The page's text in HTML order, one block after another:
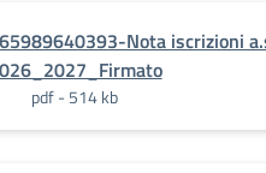
Nota iscrizioni
pdf - 514 kb